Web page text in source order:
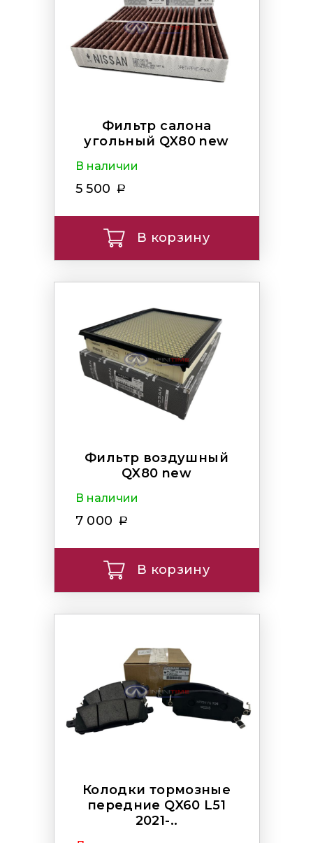
Фильтр салона
угольный QX80 new
В наличии
5 500
В корзину
Фильтр воздушный
QX80 new
В наличии
7 000
В корзину
Колодки тормозные
передние QX60 L51
2021-..